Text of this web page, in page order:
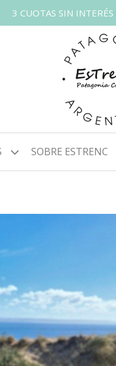
3 CUOTAS SIN
SOBRE ESTRENC